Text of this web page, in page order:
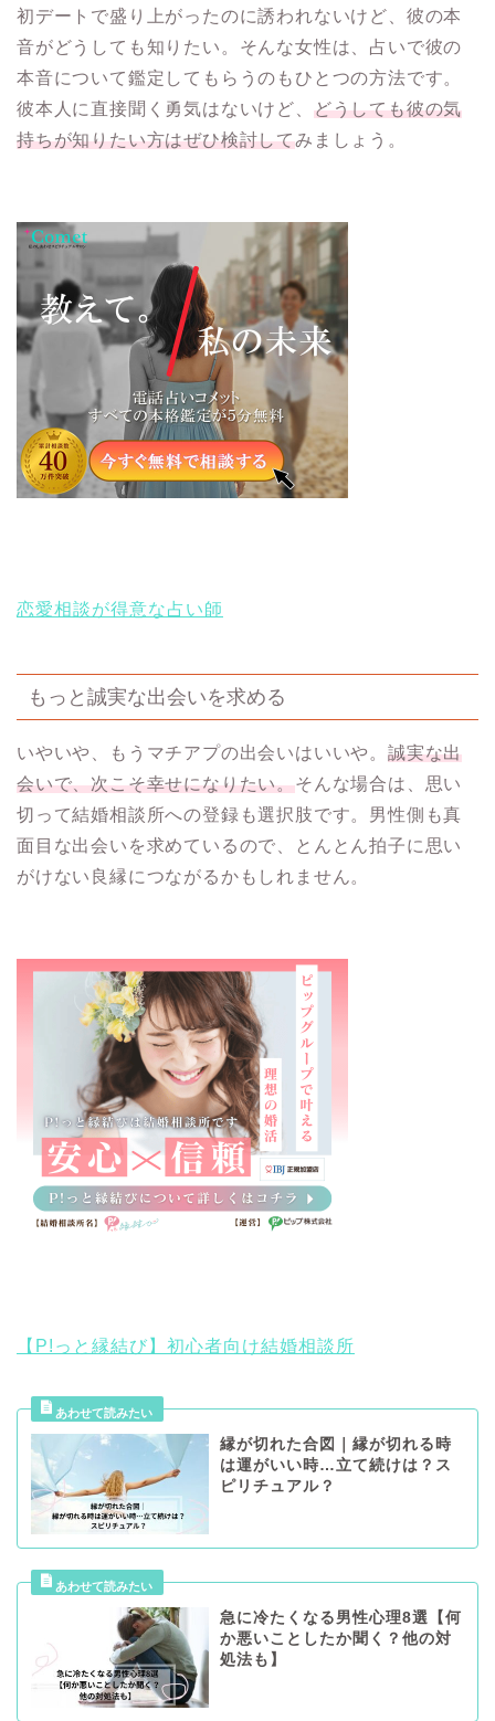
初デートで盛り上がったのに誘われないけど、彼の本
音がどうしても知りたい。そんな女性は、占いで彼の
本音について鑑定してもらうのもひとつの方法です。
彼本人に直接聞く勇気はないけど、 どうしても彼の気
持ちが知りたい方はぜひ検討してみましょう。
恋愛相談が得意な占い師
もっと誠実な出会いを求める
いやいや、もうマチアプの出会いはいいや。 誠実な出
会いで、次こそ幸せになりたい。そんな場合は、思い
切って結婚相談所への登録も選択肢です。男性側も真
面目な出会いを求めているので、とんとん拍子に思い
がけない良縁につながるかもしれません。
【P!っと縁結び】初心者向け結婚相談所
縁が切れた合図｜縁が切れる時
は運がいい時…立て続けは？ス
ピリチュアル？
急に冷たくなる男性心理8選【何
か悪いことしたか聞く？他の対
処法も】